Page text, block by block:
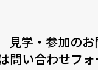
見学・参加の
問い合わせフ